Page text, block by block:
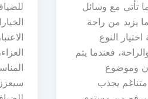
تأتي مع وسائل
يزيد من راحة
النوع
فعندما يتم
وموضوع
يجذب